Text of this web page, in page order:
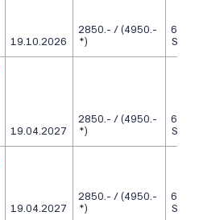
19.10.2026
2850.- / (4950.-
*)
6
19.04.2027
2850.- / (4950.-
*)
6
19.04.2027
2850.- / (4950.-
*)
6